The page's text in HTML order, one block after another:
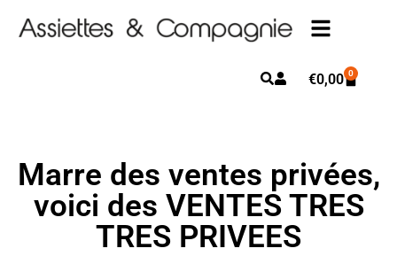
€0,00 0
Marre des ventes privées,
voici des VENTES TRES
TRES PRIVEES